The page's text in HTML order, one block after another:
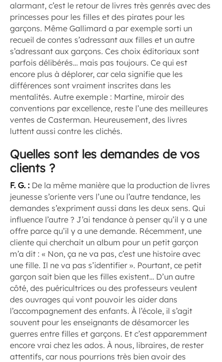
alarmant, c’est le retour de livres très genrés avec des
princesses pour les filles et des pirates pour les
garçons. Même Gallimard a par exemple sorti un
recueil de contes s’adressant aux filles et un autre
s’adressant aux garçons. Ces choix éditoriaux sont
parfois délibérés… mais pas toujours. Ce qui est
encore plus à déplorer, car cela signifie que les
différences sont vraiment inscrites dans les
mentalités. Autre exemple : Martine, miroir des
conventions par excellence, reste l’une des meilleures
ventes de Casterman. Heureusement, des livres
luttent aussi contre les clichés.
Quelles sont les demandes de vos
clients ?
F. G. : De la même manière que la production de livres
jeunesse s’oriente vers l’une ou l’autre tendance, les
demandes s’expriment aussi dans les deux sens. Qui
influence l’autre ? J’ai tendance à penser qu’il y a une
offre parce qu’il y a une demande. Récemment, une
cliente qui cherchait un album pour un petit garçon
m’a dit : « Non, ça ne va pas, c’est une histoire avec
une fille. Il ne va pas s’identifier ». Pourtant, ce petit
garçon sait bien que les filles existent… D’un autre
côté, des puéricultrices ou des professeurs veulent
des ouvrages qui vont pouvoir les aider dans
l’accompagnement des enfants. À l’école, il s’agit
souvent pour les enseignants de désamorcer les
guerres entre filles et garçons. Et c’est apparemment
encore vrai chez les ados. À nous, libraires, de rester
attentifs, car nous pourrions très bien avoir des